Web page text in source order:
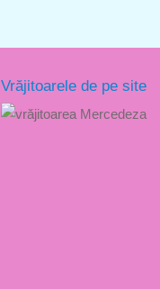
Vrăjitoarele de pe site